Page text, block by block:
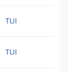
TUI
TUI